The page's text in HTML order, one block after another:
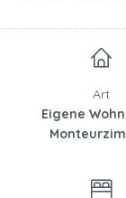
Art
Eigene